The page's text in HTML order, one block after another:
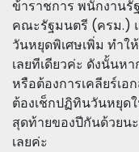
ข้าราชการ พนักงานรั
คณะรัฐมนตรี (ครม.)
วันหยุดพิเศษเพิ่ม ทำใ
เลยทีเดียวค่ะ ดังนั้นห
หรือต้องการเคลียร์เอ
ต้องเช็กปฏิทินวันหยุด
สุดท้ายของปีกันด้วยน
เลยค่ะ